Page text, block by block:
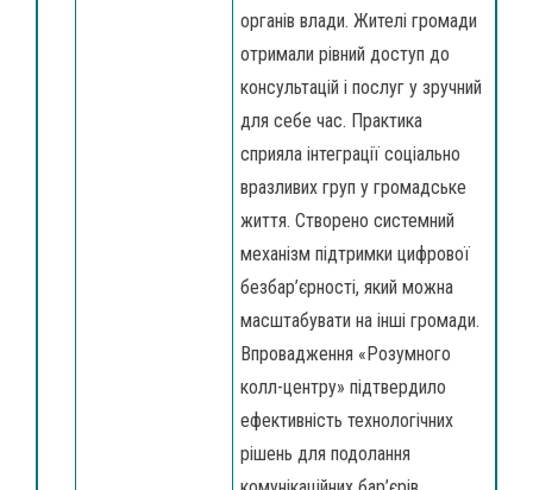
органів влади. Жителі громади
отримали рівний доступ до
консультацій і послуг у зручний
для себе час. Практика
сприяла інтеграції соціально
вразливих груп у громадське
життя. Створено системний
механізм підтримки цифрової
безбар’єрності, який можна
масштабувати на інші громади.
Впровадження «Розумного
колл-центру» підтвердило
ефективність технологічних
рішень для подолання